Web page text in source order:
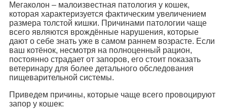
Мегаколон – малоизвестная патология у кошек,
которая характеризуется фактическим увеличением
размера толстой кишки. Причинами патологии чаще
всего являются врождённые нарушения, которые
дают о себе знать уже в самом раннем возрасте. Если
ваш котёнок, несмотря на полноценный рацион,
постоянно страдает от запоров, его стоит показать
ветеринару для более детального обследования
пищеварительной системы.
Приведем причины, которые чаще всего провоцируют
запор у кошек: